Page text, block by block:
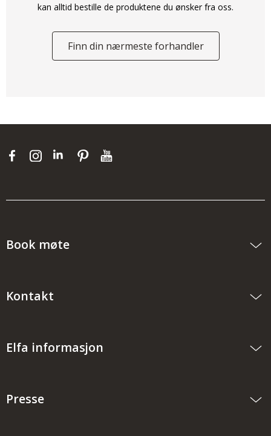
kan alltid bestille de produktene du ønsker fra oss.
Finn din nærmeste forhandler
Book møte
Kontakt
Elfa informasjon
Presse